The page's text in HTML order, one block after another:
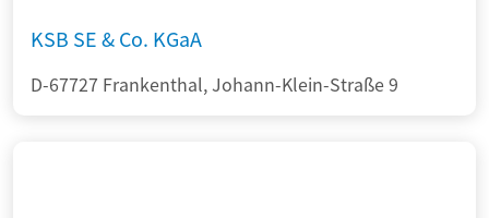
KSB SE & Co. KGaA
D-67727 Frankenthal, Johann-Klein-Straße 9